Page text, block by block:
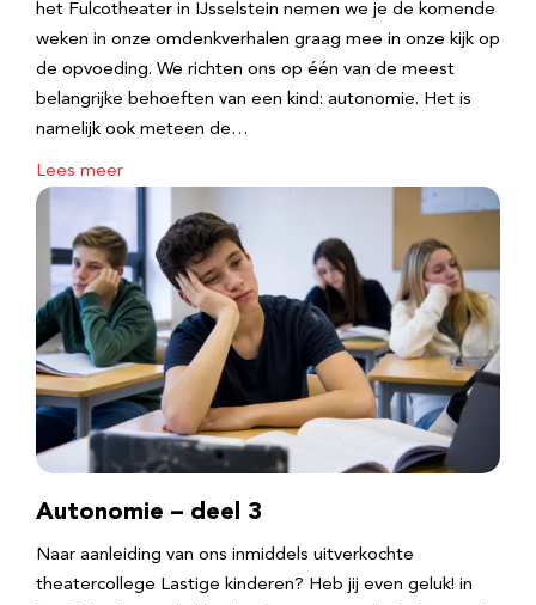
het Fulcotheater in IJsselstein nemen we je de komende
weken in onze omdenkverhalen graag mee in onze kijk op
de opvoeding. We richten ons op één van de meest
belangrijke behoeften van een kind: autonomie. Het is
namelijk ook meteen de…
Lees meer
Autonomie – deel 3
Naar aanleiding van ons inmiddels uitverkochte
theatercollege Lastige kinderen? Heb jij even geluk! in